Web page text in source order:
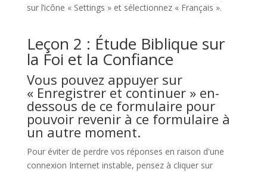
sur l’icône « Settings » et sélectionnez « Français ».
Leçon 2 : Étude Biblique sur
la Foi et la Confiance
Vous pouvez appuyer sur
« Enregistrer et continuer » en-
dessous de ce formulaire pour
pouvoir revenir à ce formulaire à
un autre moment.
Pour éviter de perdre vos réponses en raison d'une
connexion Internet instable, pensez à cliquer sur